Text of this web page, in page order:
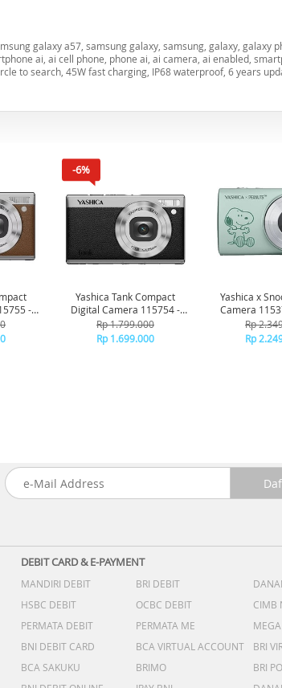
galaxy a57, samsung galaxy, samsung, galaxy, galaxy
ai, ai cell phone, phone ai, ai camera, ai enabled,
to search, 45W fast charging, IP68 waterproof, 6 years
-
-6%
Yashica Tank Compact
Digital Camera 115754 -
Black
Rp 1.799.000
Rp 1.699.000
Yashica x
Camera
Rp
Rp
DEBIT CARD & E-PAYMENT
MANDIRI DEBIT BRI DEBIT
HSBC DEBIT
OCBC DEBIT
CIMB
PERMATA DEBIT
PERMATA ME
BNI DEBIT CARD
BCA VIRTUAL ACCOUNT
BRI
BCA SAKUKU
BRIMO
BRI